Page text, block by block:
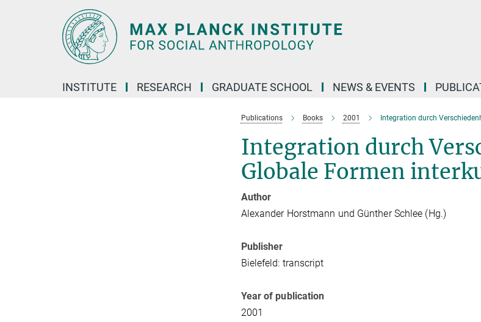
INSTITUTE RESEARCH GRADUATE SCHOOL NEWS & EVENTS
Publications Books 2001 Integration durch
Integration durch
Globale Formen
Author
Alexander Horstmann und Günther Schlee (Hg.)
Publisher
Bielefeld: transcript
Year of publication
2001